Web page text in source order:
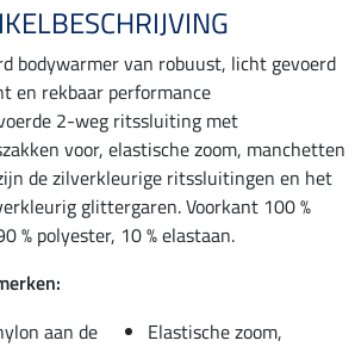
bodywarmer van robuust, licht gevoerd
en rekbaar performance
2-weg ritssluiting met
voor, elastische zoom, manchetten
de zilverkleurige ritssluitingen en het
glittergaren. Voorkant 100 %
% polyester, 10 % elastaan.
aan de
Elastische zoom,